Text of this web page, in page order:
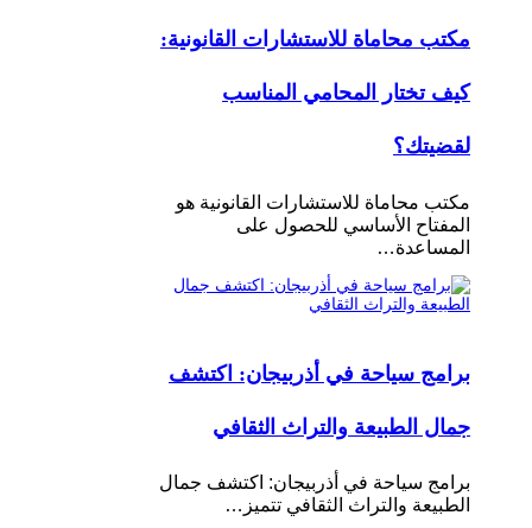
مكتب محاماة للاستشارات القانونية:
كيف تختار المحامي المناسب
لقضيتك؟
مكتب محاماة للاستشارات القانونية هو
المفتاح الأساسي للحصول على
المساعدة…
برامج سياحة في أذربيجان: اكتشف
جمال الطبيعة والتراث الثقافي
برامج سياحة في أذربيجان: اكتشف جمال
الطبيعة والتراث الثقافي تتميز…